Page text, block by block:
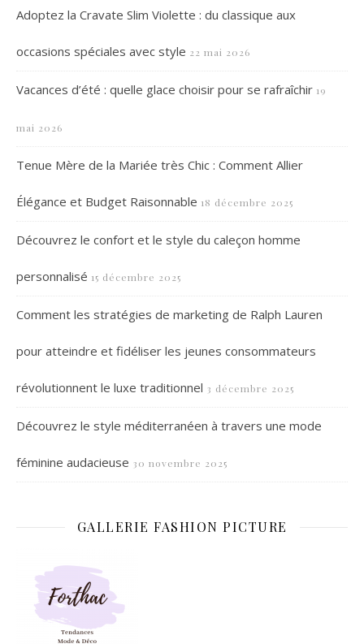
Adoptez la Cravate Slim Violette : du classique aux
occasions spéciales avec style 22 mai 2026
Vacances d’été : quelle glace choisir pour se rafraîchir 19
mai 2026
Tenue Mère de la Mariée très Chic : Comment Allier
Élégance et Budget Raisonnable 18 décembre 2025
Découvrez le confort et le style du caleçon homme
personnalisé 15 décembre 2025
Comment les stratégies de marketing de Ralph Lauren
pour atteindre et fidéliser les jeunes consommateurs
révolutionnent le luxe traditionnel 3 décembre 2025
Découvrez le style méditerranéen à travers une mode
féminine audacieuse 30 novembre 2025
GALLERIE FASHION PICTURE